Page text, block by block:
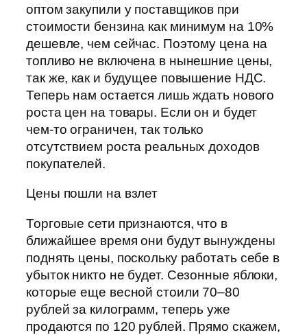
оптом закупили у поставщиков при
стоимости бензина как минимум на 10%
дешевле, чем сейчас. Поэтому цена на
топливо не включена в нынешние цены,
так же, как и будущее повышение НДС.
Теперь нам остается лишь ждать нового
роста цен на товары. Если он и будет
чем-то ограничен, так только
отсутствием роста реальных доходов
покупателей.
Цены пошли на взлет
Торговые сети признаются, что в
ближайшее время они будут вынуждены
поднять цены, поскольку работать себе в
убыток никто не будет. Сезонные яблоки,
которые еще весной стоили 70–80
рублей за килограмм, теперь уже
продаются по 120 рублей. Прямо скажем,